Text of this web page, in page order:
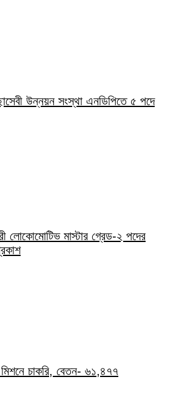
উন্নয়ন সংস্থা এনডিপিতে ৫ পদে
লোকোমোটিভ মাস্টার গ্রেড-২ পদের
মিশনে চাকরি, বেতন- ৬১,৪৭৭